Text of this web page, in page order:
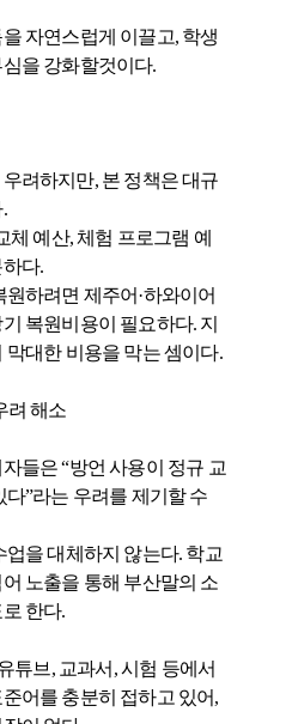
자연스럽게 이끌고, 학생
을 강화할것이다.
려하지만, 본 정책은 대규
체 예산, 체험 프로그램 예
다.
하려면 제주어·하와이어
복원비용이 필요하다. 지
대한 비용을 막는 셈이다.
려 해소
들은 “방언 사용이 정규 교
”라는 우려를 제기할 수
을 대체하지 않는다. 학교
노출을 통해 부산말의 소
한다.
튜브, 교과서, 시험 등에서
어를 충분히 접하고 있어,